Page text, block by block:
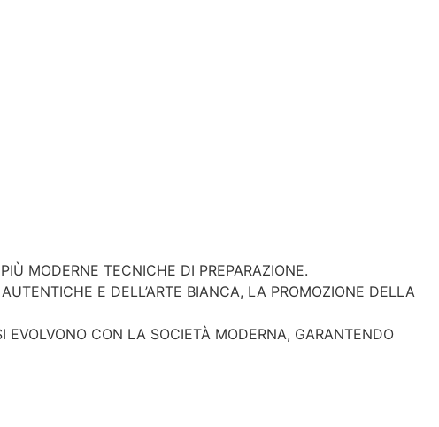
MODERNE TECNICHE DI PREPARAZIONE.
E DELL’ARTE BIANCA, LA PROMOZIONE DELLA
EVOLVONO CON LA SOCIETÀ MODERNA, GARANTENDO